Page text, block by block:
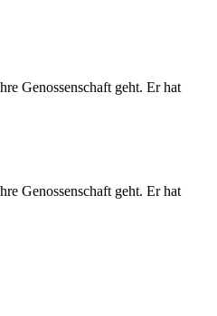
Genossenschaft geht. Er hat
Genossenschaft geht. Er hat